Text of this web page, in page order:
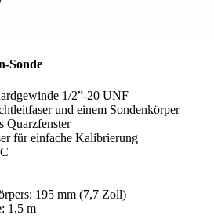
Sonde
1/2”-20 UNF
und einem Sondenkörper
Quarzfenster
für einfache Kalibrierung
195 mm (7,7 Zoll)
1,5 m